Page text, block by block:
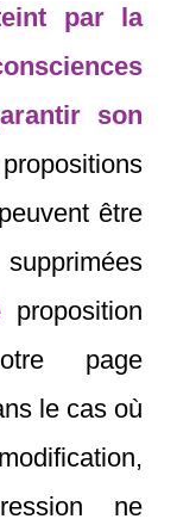
par la
son
être
proposition
page
le cas où
ne